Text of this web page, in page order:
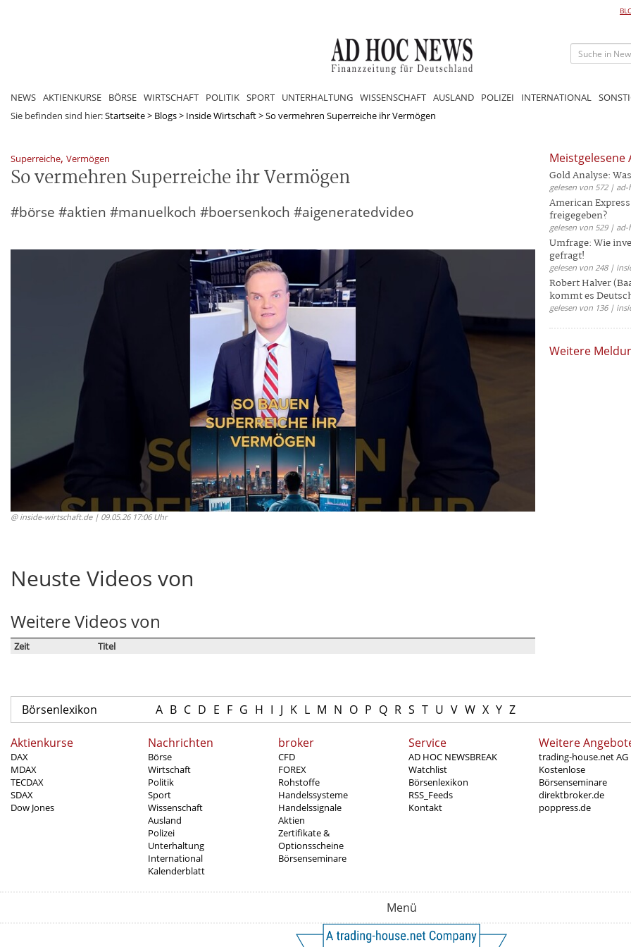
NEWS AKTIENKURSE BÖRSE WIRTSCHAFT POLITIK SPORT UNTERHALTUNG WISSENSCHAFT AUSLAND POLIZEI INTERNATIONAL
Sie befinden sind hier:Startseite> Blogs> Inside Wirtschaft>So vermehren Superreiche ihr Vermögen
Superreiche, Vermögen
So vermehren Superreiche ihr Vermögen
#börse #aktien #manuelkoch #boersenkoch #aigeneratedvideo
@ inside-wirtschaft.de| 09.05.26 17:06 Uhr
Neuste Videos von
Weitere Videos von
Zeit Titel
Meistgelesene
Gold Analyse:
gelesen von 572 | ad-
American
freigegeben?
gelesen von 529 | ad-
Umfrage: Wie
gefragt!
gelesen von 248 |
Robert Halver
kommt es
gelesen von 136 |
Weitere
Börsenlexikon A B C D E F G H I J K L M N O P Q R S T U V W X Y Z
Aktienkurse
DAX
MDAX
TECDAX
SDAX
Dow Jones
Nachrichten
Börse
Wirtschaft
Politik
Sport
Wissenschaft
Ausland
Polizei
Unterhaltung
International
Kalenderblatt
broker
CFD
FOREX
Rohstoffe
Handelssysteme
Handelssignale
Aktien
Zertifikate &
Optionsscheine
Börsenseminare
Service
AD HOC NEWSBREAK
Watchlist
Börsenlexikon
RSS_Feeds
Kontakt
Weitere
trading-house.net AG
Kostenlose
Börsenseminare
direktbroker.de
poppress.de
Menü